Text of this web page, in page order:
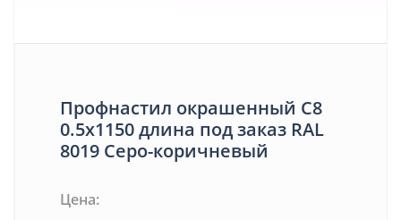
Профнастил окрашенный С8
0.5х1150 длина под заказ RAL
8019 Серо-коричневый
Цена: